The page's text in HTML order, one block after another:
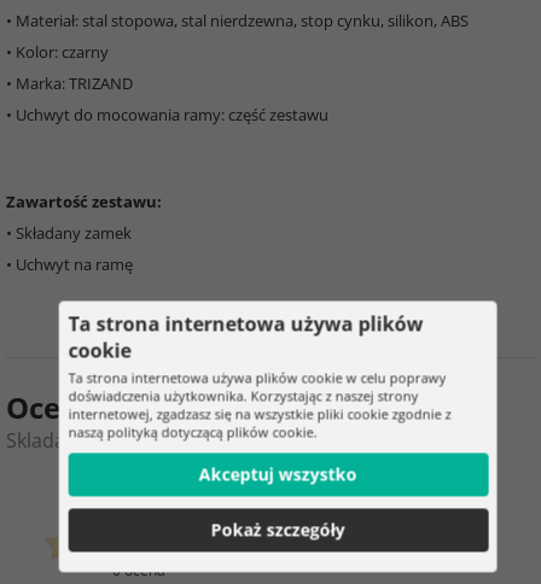
• Materiał: stal stopowa, stal nierdzewna, stop cynku, silikon, ABS
• Kolor: czarny
• Marka: TRIZAND
• Uchwyt do mocowania ramy: część zestawu
Zawartość zestawu:
• Składany zamek
• Uchwyt na ramę
Ocena produktu
Skladalny zamek kodowy do roweru – TRIZAND
0
0 ocena
4
klientów już kupiło
Ta strona internetowa używa plików
cookie
Ta strona internetowa używa plików cookie w celu poprawy
doświadczenia użytkownika. Korzystając z naszej strony
internetowej, zgadzasz się na wszystkie pliki cookie zgodnie z
naszą polityką dotyczącą plików cookie.
Akceptuj wszystko
Pokaż szczegóły